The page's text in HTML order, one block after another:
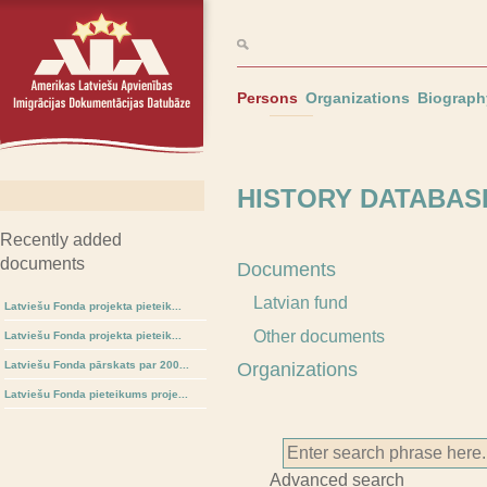
Persons Organizations
Recently added
documents
Latviešu Fonda projekta pieteik...
Latviešu Fonda projekta pieteik...
Latviešu Fonda pārskats par 200...
Latviešu Fonda pieteikums proje...
HISTORY
Documents
Latvian fund
Other documents
Organizations
Advanced search